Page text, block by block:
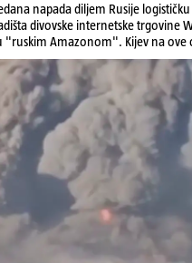
napada diljem Rusije logističku
divovske internetske trgovine
"ruskim Amazonom". Kijev na ove
trgovačka skladišta, već tvrdi
potrebe, odnosno za skladištenje
za dronove i druge opreme koja se
napadi služe i kao izravan odgovor
poštanske i logističke
posljedice rata prenesu
građanima.
Pokretanje videa...